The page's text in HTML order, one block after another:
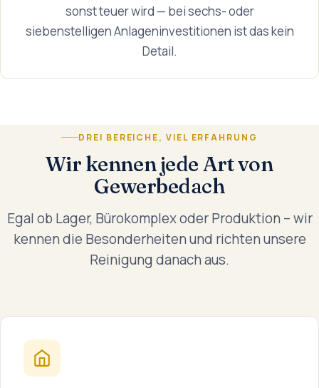
sonst teuer wird — bei sechs- oder
siebenstelligen Anlageninvestitionen ist das kein
Detail.
DREI BEREICHE, VIEL ERFAHRUNG
Wir kennen jede Art von
Gewerbedach
Egal ob Lager, Bürokomplex oder Produktion – wir
kennen die Besonderheiten und richten unsere
Reinigung danach aus.